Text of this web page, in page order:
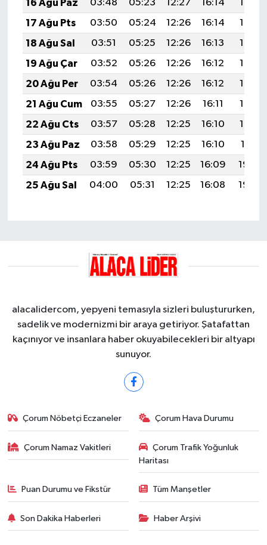
16 Ağu Paz
03:48 05:23 12:27 16:14
19:21
17 Ağu Pts
03:50 05:24 12:26 16:14
19:19
18 Ağu Sal
03:51 05:25 12:26 16:13
19:18
19 Ağu Çar
03:52 05:26 12:26 16:12
19:17
20 Ağu Per
03:54 05:26 12:26 16:12
19:15
21 Ağu Cum
03:55 05:27 12:26 16:11
19:14
22 Ağu Cts
03:57 05:28 12:25 16:10
19:12
23 Ağu Paz
03:58 05:29 12:25 16:10
19:11
24 Ağu Pts
03:59 05:30 12:25 16:09
19:09
25 Ağu Sal
04:00 05:31 12:25 16:08 19:08
alacalidercom, yepyeni temasıyla sizleri buluştururken,
sadelik ve modernizmi bir araya getiriyor. Şatafattan
kaçınıyor ve insanlara haber okuyabilecekleri bir altyapı
sunuyor.
Çorum Nöbetçi Eczaneler Çorum Hava Durumu
Çorum Namaz Vakitleri
Çorum Trafik Yoğunluk
Haritası
Puan Durumu ve Fikstür Tüm Manşetler
Son Dakika Haberleri Haber Arşivi